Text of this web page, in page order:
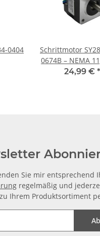
0404
Schrittmotor
0674B – NEMA
32 mm
24,99 € *
Sie mir entsprechend
regelmäßig und
Ihrem Produktsortiment